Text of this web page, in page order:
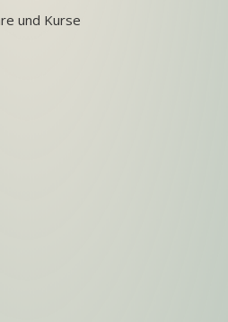
und Kurse